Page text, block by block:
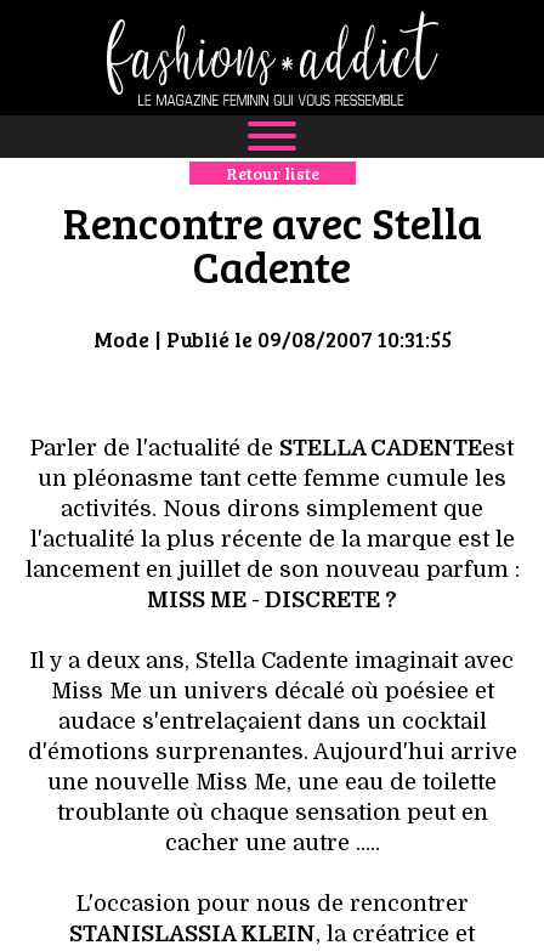
NEWS
MODE
BOUTIQUE
CULTURE
HIGH TECH
MAISON
AUTO
LIEUX TENDANCES
BEAUTÉ
MODE DE RUE
JEUNES CRÉATEURS
Retour liste
Rencontre avec Stella
Cadente
Mode| Publié le 09/08/2007 10:31:55
Parler de l'actualité de STELLA CADENTEest
un pléonasme tant cette femme cumule les
activités. Nous dirons simplement que
l'actualité la plus récente de la marque est le
lancement en juillet de son nouveau parfum :
MISS ME - DISCRETE ?
Il y a deux ans, Stella Cadente imaginait avec
Miss Me un univers décalé où poésiee et
audace s'entrelaçaient dans un cocktail
d'émotions surprenantes. Aujourd'hui arrive
une nouvelle Miss Me, une eau de toilette
troublante où chaque sensation peut en
cacher une autre .....
L'occasion pour nous de rencontrer
STANISLASSIA KLEIN, la créatrice et